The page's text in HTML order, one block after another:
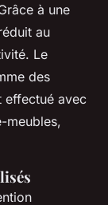
à une
au
Le
des
effectué avec
meubles,